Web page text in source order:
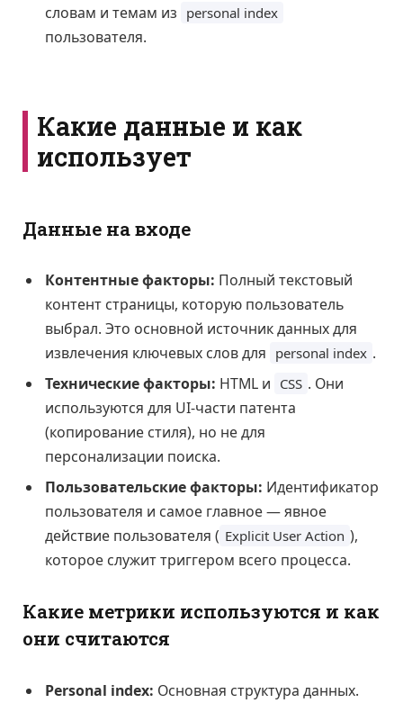
словам и темам из personal index
пользователя.
Какие данные и как
использует
Данные на входе
Контентные факторы: Полный текстовый
контент страницы, которую пользователь
выбрал. Это основной источник данных для
извлечения ключевых слов для personal index .
Технические факторы: HTML и CSS . Они
используются для UI-части патента
(копирование стиля), но не для
персонализации поиска.
Пользовательские факторы: Идентификатор
пользователя и самое главное — явное
действие пользователя ( Explicit User Action ),
которое служит триггером всего процесса.
Какие метрики используются и как
они считаются
Personal index: Основная структура данных.